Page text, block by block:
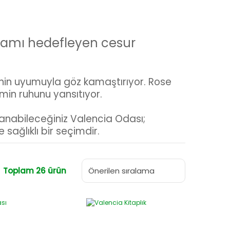
hedefleyen cesur
uyumuyla göz kamaştırıyor. Rose
ruhunu yansıtıyor.
Valencia Odası;
sağlıklı bir seçimdir.
Toplam 26 ürün